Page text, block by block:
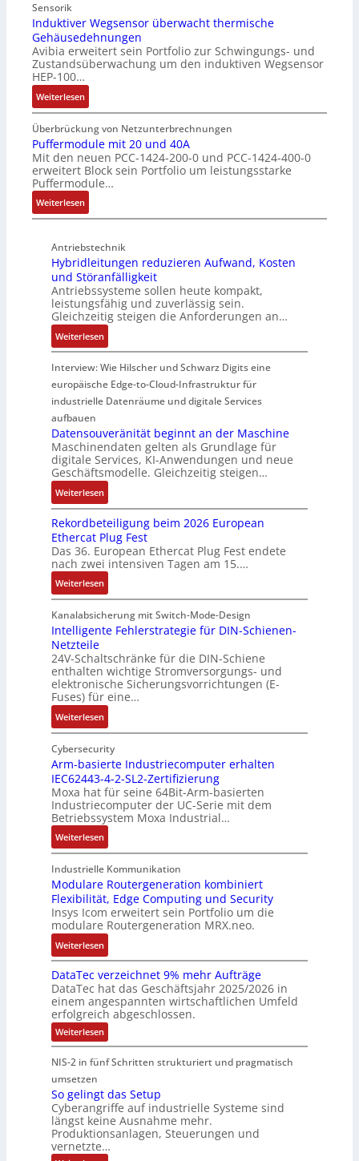
t
z
l
a
k
b
e
s
c
h
i
c
h
u
n
g
f
ü
r
r
a
u
e
U
m
g
e
b
u
n
g
e
n
h
a
l
t
u
n
g
n
f
a
c
h
e
E
i
n
s
t
i
e
g
n
d
i
e
P
r
o
d
u
k
t
i
o
n
s
a
n
a
l
y
s
e
t
z
u
n
s
ü
b
e
r
w
a
c
h
n
g
f
ü
r
C
r
i
m
p
w
e
r
k
z
e
u
g
e
Sensorik
Induktiver Wegsensor überwacht thermische
Gehäusedehnungen
Avibia erweitert sein Portfolio zur Schwingungs- und
Zustandsüberwachung um den induktiven Wegsensor
HEP-100…
Weiterlesen:
I
n
d
u
k
t
i
v
r
W
e
g
s
e
n
s
o
r
ü
b
e
r
w
a
c
h
t
t
h
e
r
m
i
s
c
h
e
G
e
h
ä
u
s
e
d
e
h
n
u
n
g
e
n
Überbrückung von Netzunterbrechnungen
Puffermodule mit 20 und 40A
Mit den neuen PCC-1424-200-0 und PCC-1424-400-0
erweitert Block sein Portfolio um leistungsstarke
Puffermodule…
Weiterlesen:
P
f
f
e
r
m
o
d
u
l
e
m
i
t
2
0
u
n
d
4
0
A
Antriebstechnik
Hybridleitungen reduzieren Aufwand, Kosten
und Störanfälligkeit
Antriebssysteme sollen heute kompakt,
leistungsfähig und zuverlässig sein.
Gleichzeitig steigen die Anforderungen an…
Weiterlesen:
H
y
b
r
l
e
i
u
n
g
e
n
e
u
i
e
r
e
n
A
u
f
w
a
n
d
,
K
o
t
e
n
u
n
d
S
t
ö
r
a
n
ä
l
l
i
g
Interview: Wie Hilscher und Schwarz Digits eine
europäische Edge-to-Cloud-Infrastruktur für
industrielle Datenräume und digitale Services
aufbauen
Datensouveränität beginnt an der Maschine
Maschinendaten gelten als Grundlage für
digitale Services, KI-Anwendungen und neue
Geschäftsmodelle. Gleichzeitig steigen…
Weiterlesen:
D
a
t
e
n
s
o
u
v
r
ä
n
i
t
ä
t
b
e
g
i
n
n
t
a
n
d
e
r
M
a
s
c
h
i
n
Rekordbeteiligung beim 2026 European
Ethercat Plug Fest
Das 36. European Ethercat Plug Fest endete
nach zwei intensiven Tagen am 15.…
Weiterlesen:
R
e
k
r
d
b
e
t
e
i
l
i
g
u
n
g
b
e
m
2
0
2
6
E
u
r
o
p
a
E
t
h
Kanalabsicherung mit Switch-Mode-Design
Intelligente Fehlerstrategie für DIN-Schienen-
Netzteile
24V-Schaltschränke für die DIN-Schiene
enthalten wichtige Stromversorgungs- und
elektronische Sicherungsvorrichtungen (E-
Fuses) für eine…
Weiterlesen:
I
n
t
e
l
l
i
g
e
n
e
F
e
h
l
e
r
s
t
r
a
t
g
i
e
ü
Cybersecurity
Arm-basierte Industriecomputer erhalten
IEC62443-4-2-SL2-Zertifizierung
Moxa hat für seine 64Bit-Arm-basierten
Industriecomputer der UC-Serie mit dem
Betriebssystem Moxa Industrial…
Weiterlesen:
A
r
m
-
b
a
s
i
e
r
t
e
I
n
d
s
t
r
i
e
Industrielle Kommunikation
Modulare Routergeneration kombiniert
Flexibilität, Edge Computing und Security
Insys Icom erweitert sein Portfolio um die
modulare Routergeneration MRX.neo.
Weiterlesen:
M
o
d
u
l
a
r
e
o
u
t
e
r
DataTec verzeichnet 9% mehr Aufträge
DataTec hat das Geschäftsjahr 2025/2026 in
einem angespannten wirtschaftlichen Umfeld
erfolgreich abgeschlossen.
Weiterlesen:
D
t
e
c
v
e
z
NIS-2 in fünf Schritten strukturiert und pragmatisch
umsetzen
So gelingt das Setup
Cyberangriffe auf industrielle Systeme sind
längst keine Ausnahme mehr.
Produktionsanlagen, Steuerungen und
vernetzte…